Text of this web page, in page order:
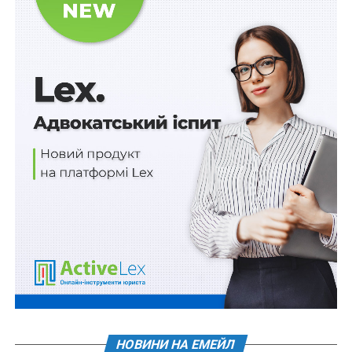
До повномасштабного вторгнення Дмитро будував
спортивну кар’єру — професійно грав у футбол за
«Кривбас», «Динамо» та «Зірку». У 2019-му пішов на
військову службу за контрактом до Нацгвардії
України. А після 24 лютого перевівся до батальйону
оперативного призначення (БОП), щоб збивати
ворожі дрони над своїм містом. «Потім командир
вирішив їхати на фронт і забрав мене з собою. Мені
подзвонили та сказали: “Тепер ти мінометник”. Так я
потрапив на нуль, на Покровський напрямок», –
розповідає захисник.
У 2024 році, під час ротації, автомобіль Дмитра із
побратимами потрапив під удар FPV-дрона. «Я відчув
адреналіну, страх, навколо мене нікого. Я намагаюся
НОВИНИ НА ЕМЕЙЛ